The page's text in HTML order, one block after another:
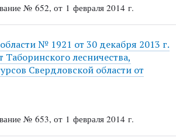
№ 652, от 1 февраля 2014 г.
№ 1921 от 30 декабря 2013 г.
лесничества,
Свердловской области от
№ 653, от 1 февраля 2014 г.